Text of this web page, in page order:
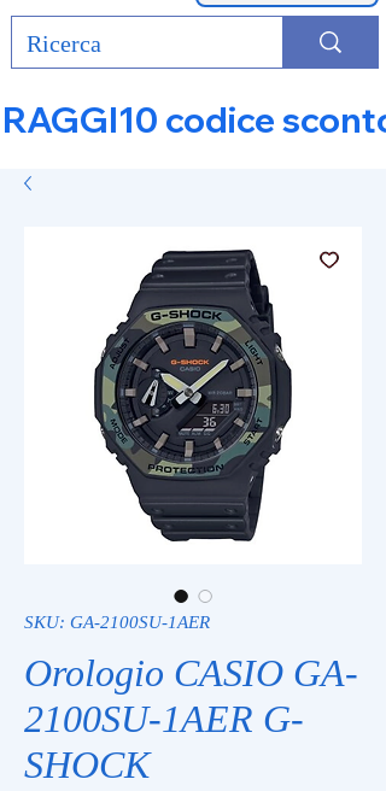
RAGGI10 codice
SKU: GA-2100SU-1AER
Orologio CASIO GA-
2100SU-1AER G-
SHOCK